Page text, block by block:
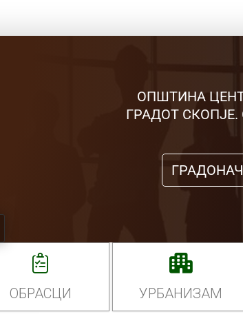
ОПШТИНА
ГРАДОТ
ОБРАСЦИ УРБАНИЗАМ